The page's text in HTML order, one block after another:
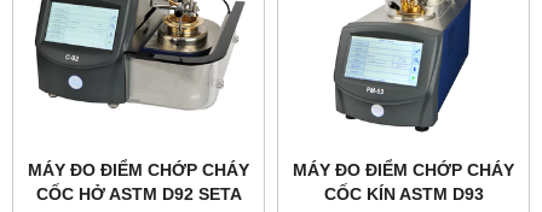
MÁY ĐO ĐIỂM CHỚP CHÁY
CỐC HỞ ASTM D92 SETA
MÁY ĐO ĐIỂM CHỚP CHÁY
CỐC KÍN ASTM D93